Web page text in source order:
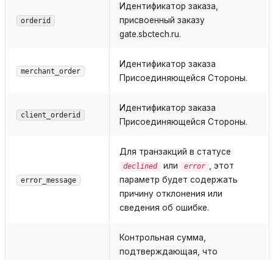
orderid
Идентификатор заказа,
присвоенный заказу
gate.sbctech.ru.
merchant_order
Идентификатор заказа
Присоединяющейся Стороны.
client_orderid
Идентификатор заказа
Присоединяющейся Стороны.
error_message
Для транзакций в статусе
declined или error , этот
параметр будет содержать
причину отклонения или
сведения об ошибке.
Контрольная сумма,
подтверждающая, что